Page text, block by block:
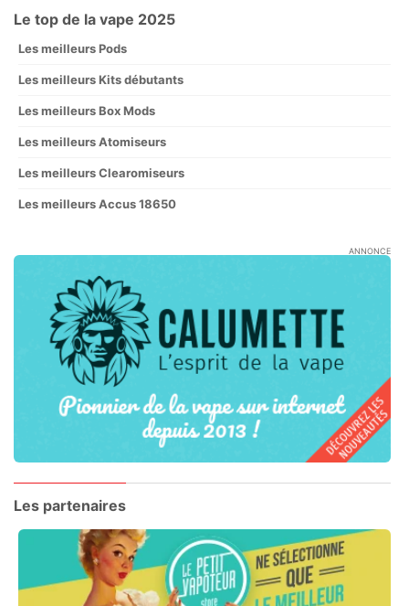
Le top de la vape 2025
Les meilleurs Pods
Les meilleurs Kits débutants
Les meilleurs Box Mods
Les meilleurs Atomiseurs
Les meilleurs Clearomiseurs
Les meilleurs Accus 18650
ANNONCE
Les partenaires